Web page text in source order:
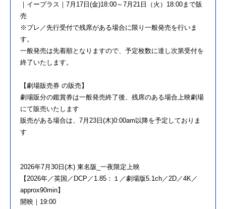
｜イープラス｜7月17日(金)18:00～7月21日（火）18:00まで販
売
※プレ／先行受付で残席がある場合に限り一般発売を行いま
す。
一般発売は先着順となりますので、予定枚数に達し次第受付を
終了いたします。
【劇場販売券 の販売】
劇場販分の鑑賞券は一般発売終了後、残席のある場合上映劇場
にて販売いたします
販売がある場合は、7月23日(木)0:00am以降を予定しておりま
す
2026年7月30日(木) 東名阪_一夜限定上映
【2026年／英国／DCP／1.85：１／劇場版5.1ch／2D／4K／
approx90min】
開映｜19:00